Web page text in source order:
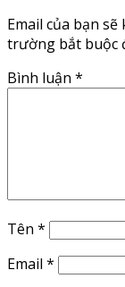
Email của bạn
trường bắt buộc
Bình luận *
Tên *
Email *